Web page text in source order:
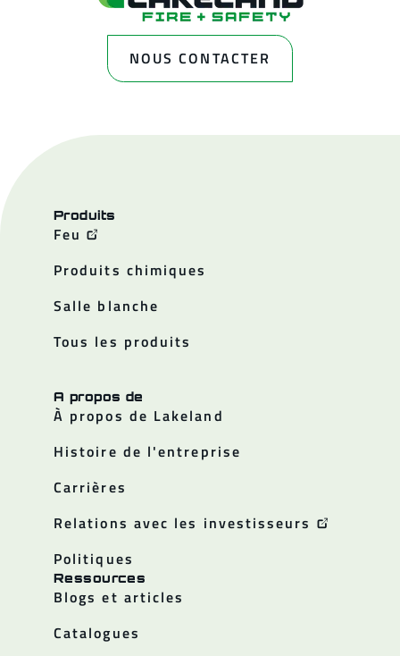
NOUS CONTACTER
Produits
Feu
Produits chimiques
Salle blanche
Tous les produits
A propos de
À propos de Lakeland
Histoire de l'entreprise
Carrières
Relations avec les investisseurs
Politiques
Ressources
Blogs et articles
Catalogues